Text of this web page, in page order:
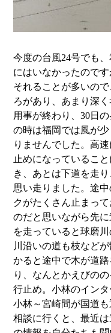
今度の台風24号でも
にはいなかったので
それることが多いの
ろがあり、あまり深
用事が終わり、30日
の時は福岡では風が
りませんでした。高
止めになっているこ
き、あとは下道を走
思い走りました。途
クがたくさん止まっ
のだと思いながら先
を走っていると球磨
川沿いの道も枝など
かると途中で木が道
り、なんとかえびの
行止め。小林のイン
小林～宮崎間が国道
相談に行くと、最近